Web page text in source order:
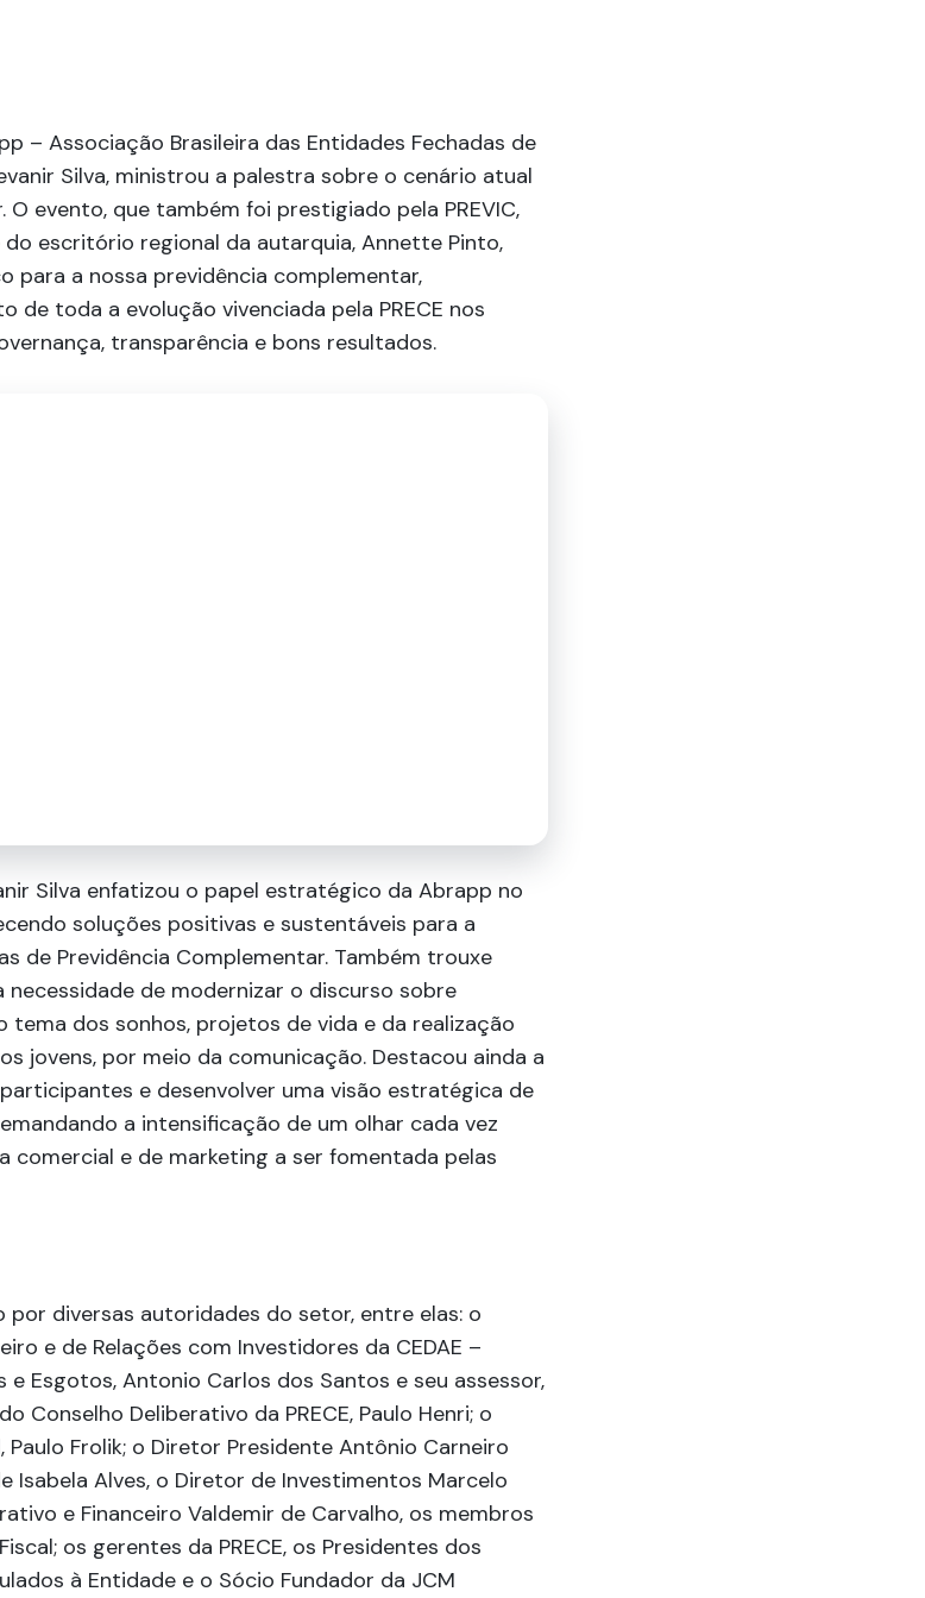
– Associação Brasileira das Entidades Fechadas de
Silva, ministrou a palestra sobre o cenário atual
O evento, que também foi prestigiado pela PREVIC,
escritório regional da autarquia, Annette Pinto,
para a nossa previdência complementar,
de toda a evolução vivenciada pela PRECE nos
transparência e bons resultados.
Silva enfatizou o papel estratégico da Abrapp no
soluções positivas e sustentáveis para a
de Previdência Complementar. Também trouxe
de modernizar o discurso sobre
tema dos sonhos, projetos de vida e da realização
jovens, por meio da comunicação. Destacou ainda a
e desenvolver uma visão estratégica de
a intensificação de um olhar cada vez
comercial e de marketing a ser fomentada pelas
diversas autoridades do setor, entre elas: o
e de Relações com Investidores da CEDAE –
e Esgotos, Antonio Carlos dos Santos e seu assessor,
Conselho Deliberativo da PRECE, Paulo Henri; o
Paulo Frolik; o Diretor Presidente Antônio Carneiro
Isabela Alves, o Diretor de Investimentos Marcelo
e Financeiro Valdemir de Carvalho, os membros
os gerentes da PRECE, os Presidentes dos
à Entidade e o Sócio Fundador da JCM